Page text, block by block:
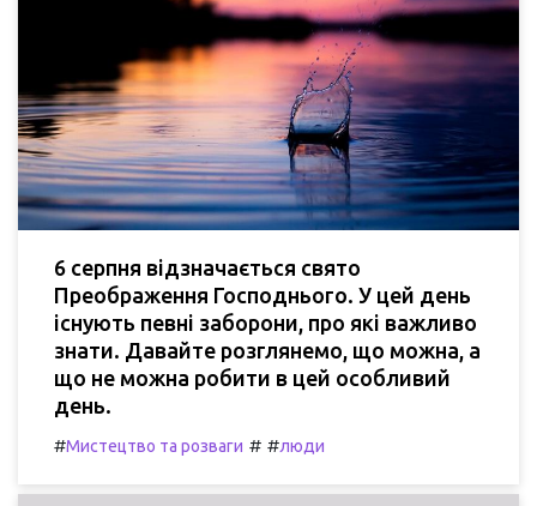
6 серпня відзначається свято
Преображення Господнього. У цей день
існують певні заборони, про які важливо
знати. Давайте розглянемо, що можна, а
що не можна робити в цей особливий
день.
#Мистецтво та розваги # #люди